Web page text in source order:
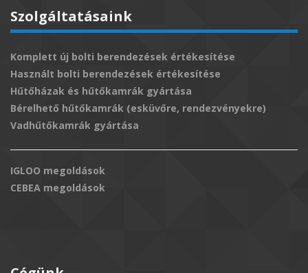
Szolgáltatásaink
Komplett új bolti berendezések értékesítése
Használt bolti berendezések értékesítése
Hűtőházak és hűtőkamrák gyártása
Bérelhető hűtőkamrák (esküvőre, rendezvényekre)
Vadhűtőkamrák gyártása
IGLOO megoldások
CEBEA megoldások